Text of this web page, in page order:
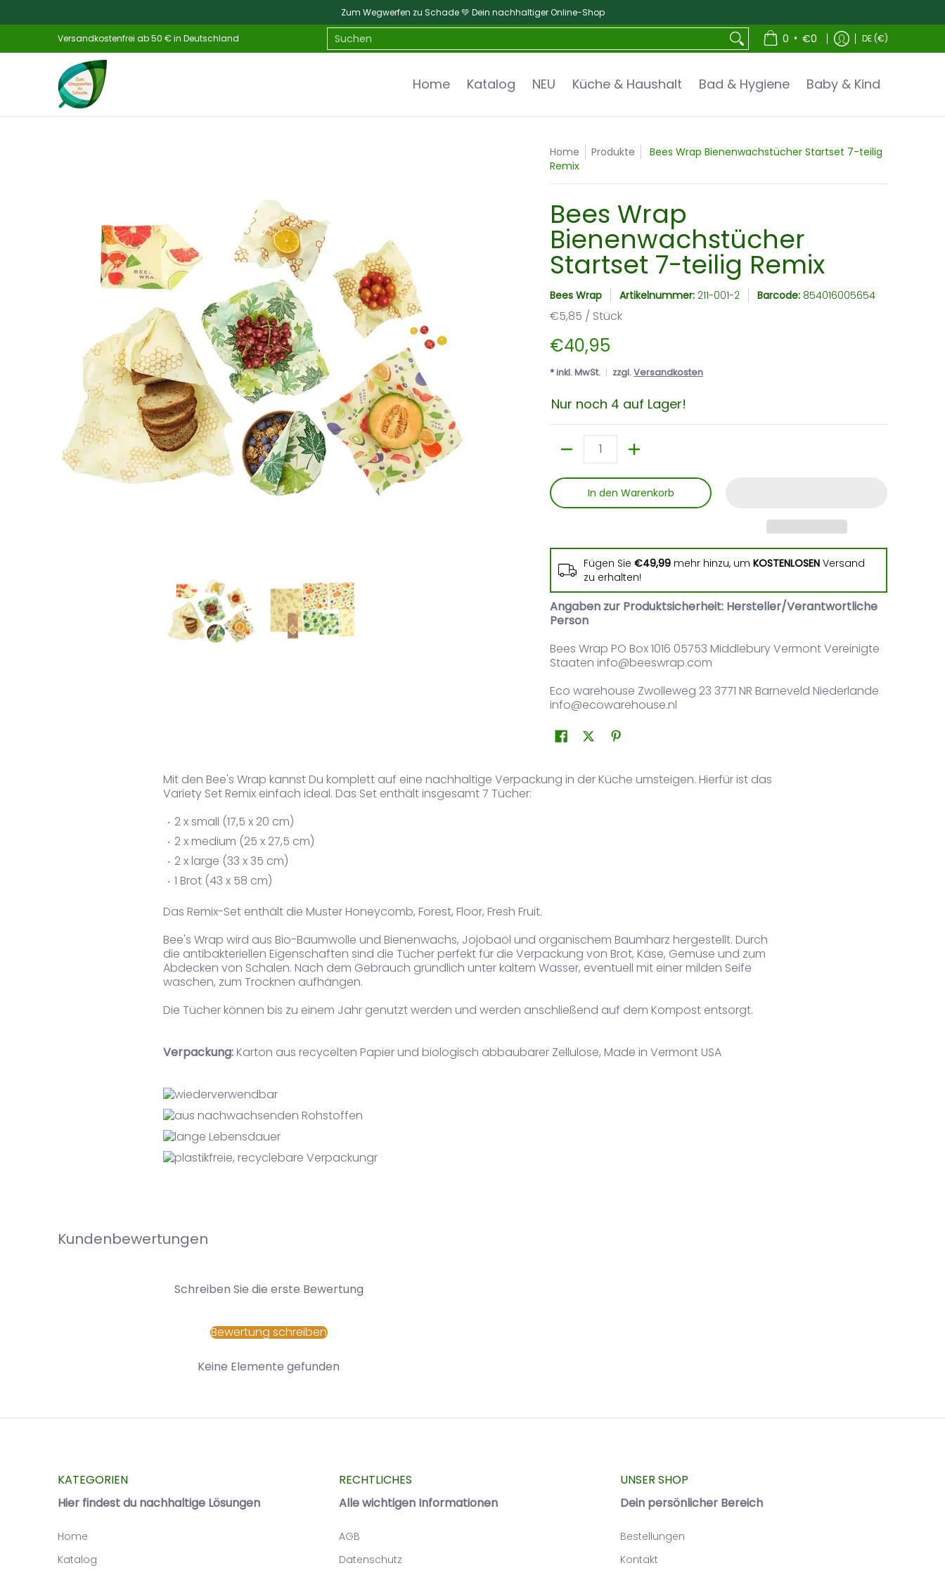
Zum Wegwerfen zu Schade 💚 Dein nachhaltiger Online-Shop
Home Katalog NEU Küche & Haushalt Bad & Hygiene Baby & Kind
Versandkostenfrei ab 50 € in Deutschland Suchen 0 • €0 DE (€)
Home Katalog NEU Küche & Haushalt Bad & Hygiene Baby & Kind
Bees Wrap Bienenwachstücher Startset 7-teilig Remix Mediennummer 0 Miniaturansicht
Bees Wrap Bienenwachstücher Startset 7-teilig Remix Mediennummer 1 Miniaturansicht
Home Produkte
Bees Wrap Bienenwachstücher Startset 7-teilig
Remix
Bees Wrap
Bienenwachstücher
Startset 7-teilig Remix
Bees Wrap Artikelnummer: 211-001-2 Barcode: 854016005654
€5,85 / Stück
€40,95
* inkl. MwSt. zzgl.Versandkosten
Nur noch 4 auf Lager!
In den Warenkorb
Fügen Sie€49,99 mehr hinzu, umKOSTENLOSEN Versand
zu erhalten!
Angaben zur Produktsicherheit: Hersteller/Verantwortliche
Person
Bees Wrap PO Box 1016 05753 Middlebury Vermont Vereinigte
Staaten info@beeswrap.com
Eco warehouse Zwolleweg 23 3771 NR Barneveld Niederlande
info@ecowarehouse.nl
Mit den Bee's Wrap kannst Du komplett auf eine nachhaltige Verpackung in der Küche umsteigen. Hierfür ist das
Variety Set Remix einfach ideal. Das Set enthält insgesamt 7 Tücher:
2 x small (17,5 x 20 cm)
2 x medium (25 x 27,5 cm)
2 x large (33 x 35 cm)
1 Brot (43 x 58 cm)
Das Remix-Set enthält die Muster Honeycomb, Forest, Floor, Fresh Fruit.
Bee's Wrap wird aus Bio-Baumwolle und Bienenwachs, Jojobaöl und organischem Baumharz hergestellt. Durch
die antibakteriellen Eigenschaften sind die Tücher perfekt für die Verpackung von Brot, Käse, Gemüse und zum
Abdecken von Schalen. Nach dem Gebrauch gründlich unter kaltem Wasser, eventuell mit einer milden Seife
waschen, zum Trocknen aufhängen.
Die Tücher können bis zu einem Jahr genutzt werden und werden anschließend auf dem Kompost entsorgt.
Verpackung: Karton aus recycelten Papier und biologisch abbaubarer Zellulose, Made in Vermont USA
Kundenbewertungen
Schreiben Sie die erste Bewertung
Bewertung schreiben
Keine Elemente gefunden
KATEGORIEN
Hier findest du nachhaltige Lösungen
Home
Katalog
RECHTLICHES
Alle wichtigen Informationen
AGB
Datenschutz
UNSER SHOP
Dein persönlicher Bereich
Bestellungen
Kontakt